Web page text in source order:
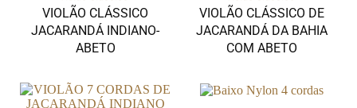
VIOLÃO CLÁSSICO
JACARANDÁ INDIANO-
ABETO
VIOLÃO CLÁSSICO DE
JACARANDÁ DA BAHIA
COM ABETO